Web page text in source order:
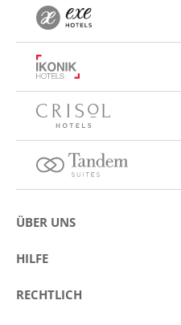
ÜBER UNS
Über Eurostars Hotel Company
Wettbewerbe
HILFE
Kontakt
RECHTLICH